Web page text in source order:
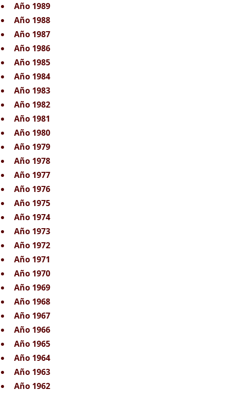
Año 1989
Año 1988
Año 1987
Año 1986
Año 1985
Año 1984
Año 1983
Año 1982
Año 1981
Año 1980
Año 1979
Año 1978
Año 1977
Año 1976
Año 1975
Año 1974
Año 1973
Año 1972
Año 1971
Año 1970
Año 1969
Año 1968
Año 1967
Año 1966
Año 1965
Año 1964
Año 1963
Año 1962